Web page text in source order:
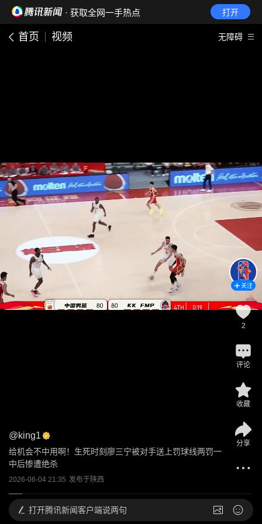
· 获取全网一手热点 打开
首页 视频 无障碍
@king1
给机会不中用啊！生死时刻廖三宁被对手送上罚球线两罚一
中后惨遭绝杀
2026-06-04 21:35 发布于陕西
关注
2
评论
收藏
分享
打开腾讯新闻客户端说两句